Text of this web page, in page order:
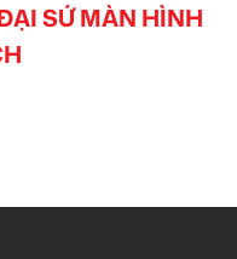
SỨ MÀN HÌNH